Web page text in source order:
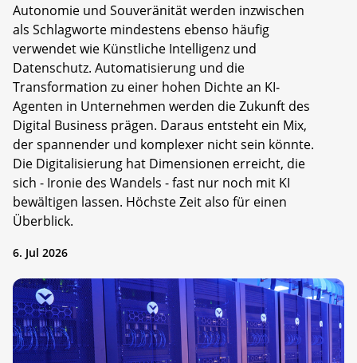
Autonomie und Souveränität werden inzwischen
als Schlagworte mindestens ebenso häufig
verwendet wie Künstliche Intelligenz und
Datenschutz. Automatisierung und die
Transformation zu einer hohen Dichte an KI-
Agenten in Unternehmen werden die Zukunft des
Digital Business prägen. Daraus entsteht ein Mix,
der spannender und komplexer nicht sein könnte.
Die Digitalisierung hat Dimensionen erreicht, die
sich - Ironie des Wandels - fast nur noch mit KI
bewältigen lassen. Höchste Zeit also für einen
Überblick.
6. Jul 2026